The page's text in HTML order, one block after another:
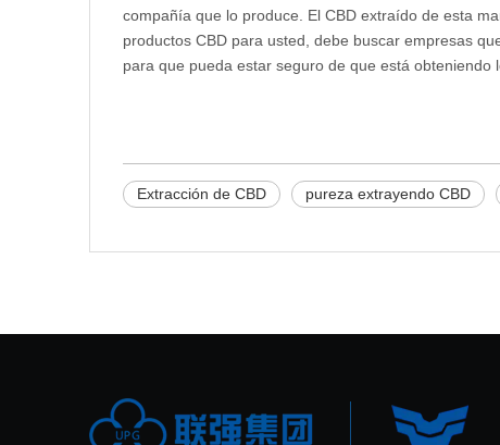
compañía que lo produce. El CBD extraído de esta
productos CBD para usted, debe buscar empresas
para que pueda estar seguro de que está obteniendo
Extracción de CBD pureza extrayendo CBD